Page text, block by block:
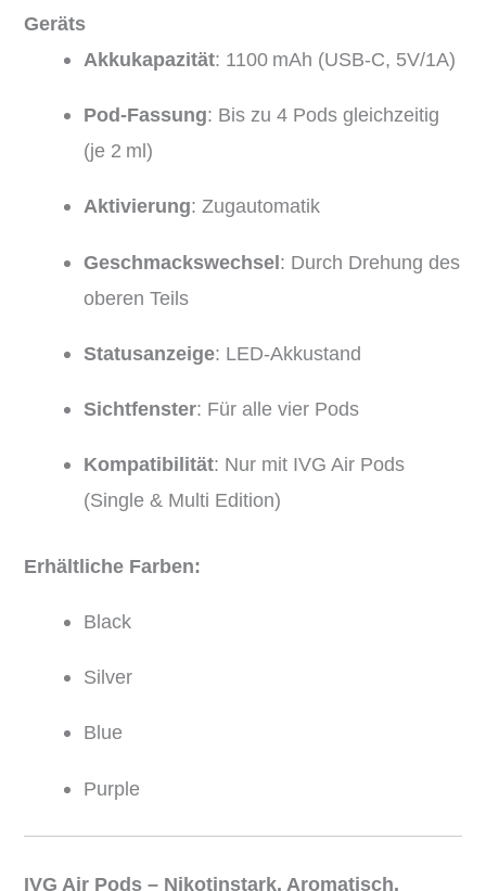
Geräts
Akkukapazität: 1100 mAh (USB-C, 5V/1A)
Pod-Fassung: Bis zu 4 Pods gleichzeitig
(je 2 ml)
Aktivierung: Zugautomatik
Geschmackswechsel: Durch Drehung des
oberen Teils
Statusanzeige: LED-Akkustand
Sichtfenster: Für alle vier Pods
Kompatibilität: Nur mit IVG Air Pods
(Single & Multi Edition)
Erhältliche Farben:
Black
Silver
Blue
Purple
IVG Air Pods – Nikotinstark. Aromatisch.